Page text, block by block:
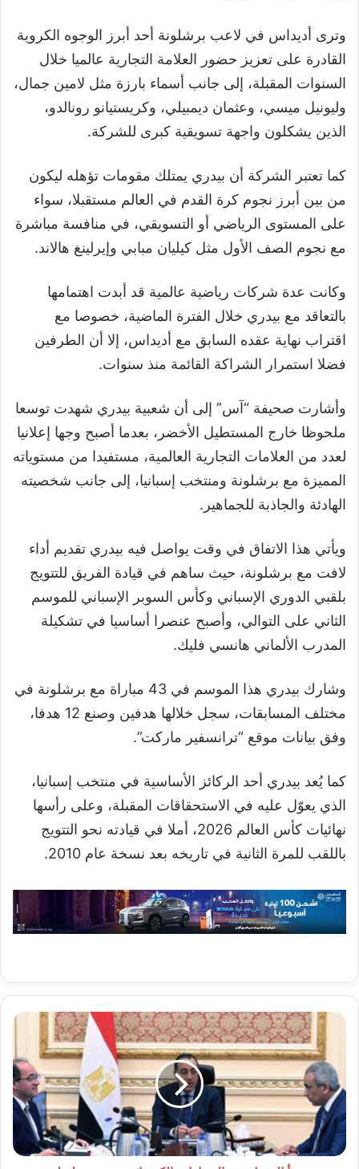
وترى أديداس في لاعب برشلونة أحد أبرز الوجوه الكروية
القادرة على تعزيز حضور العلامة التجارية عالميا خلال
السنوات المقبلة، إلى جانب أسماء بارزة مثل لامين جمال،
وليونيل ميسي، وعثمان ديمبيلي، وكريستيانو رونالدو،
الذين يشكلون واجهة تسويقية كبرى للشركة.
كما تعتبر الشركة أن بيدري يمتلك مقومات تؤهله ليكون
من بين أبرز نجوم كرة القدم في العالم مستقبلا، سواء
على المستوى الرياضي أو التسويقي، في منافسة مباشرة
مع نجوم الصف الأول مثل كيليان مبابي وإيرلينغ هالاند.
وكانت عدة شركات رياضية عالمية قد أبدت اهتمامها
بالتعاقد مع بيدري خلال الفترة الماضية، خصوصا مع
اقتراب نهاية عقده السابق مع أديداس، إلا أن الطرفين
فضلا استمرار الشراكة القائمة منذ سنوات.
وأشارت صحيفة “آس” إلى أن شعبية بيدري شهدت توسعا
ملحوظا خارج المستطيل الأخضر، بعدما أصبح وجها إعلانيا
لعدد من العلامات التجارية العالمية، مستفيدا من مستوياته
المميزة مع برشلونة ومنتخب إسبانيا، إلى جانب شخصيته
الهادئة والجاذبة للجماهير.
ويأتي هذا الاتفاق في وقت يواصل فيه بيدري تقديم أداء
لافت مع برشلونة، حيث ساهم في قيادة الفريق للتتويج
بلقبي الدوري الإسباني وكأس السوبر الإسباني للموسم
الثاني على التوالي، وأصبح عنصرا أساسيا في تشكيلة
المدرب الألماني هانسي فليك.
وشارك بيدري هذا الموسم في 43 مباراة مع برشلونة في
مختلف المسابقات، سجل خلالها هدفين وصنع 12 هدفا،
وفق بيانات موقع “ترانسفير ماركت”.
كما يُعد بيدري أحد الركائز الأساسية في منتخب إسبانيا،
الذي يعوّل عليه في الاستحقاقات المقبلة، وعلى رأسها
نهائيات كأس العالم 2026، أملا في قيادته نحو التتويج
باللقب للمرة الثانية في تاريخه بعد نسخة عام 2010.
مصر
التحول
نحو
السيارات
الكهربائية
ضمن
خطة
لخفض